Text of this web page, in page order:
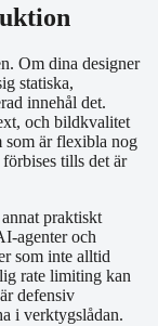
Om dina designer
statiska,
innehål det.
och bildkvalitet
som är flexibla nog
tills det är
praktiskt
agenter och
som inte alltid
rate limiting kan
defensiv
i verktygslådan.